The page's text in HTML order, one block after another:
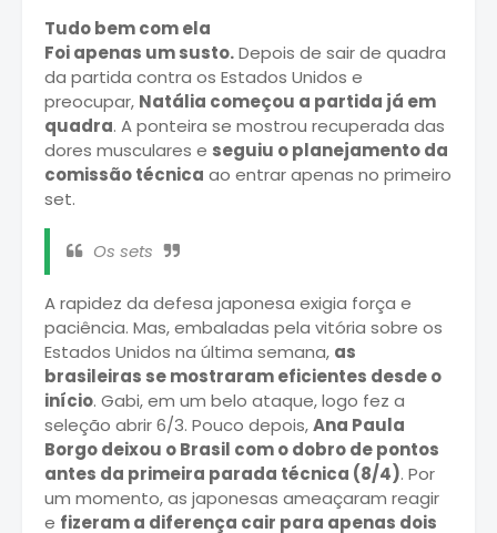
Tudo bem com ela
Foi apenas um susto.Depois de sair de quadra
da partida contra os Estados Unidos e
preocupar, Natália começou a partida já em
quadra. A ponteira se mostrou recuperada das
dores musculares e seguiu o planejamento da
comissão técnica ao entrar apenas no primeiro
set.
Os sets
A rapidez da defesa japonesa exigia força e
paciência. Mas, embaladas pela vitória sobre os
Estados Unidos na última semana, as
brasileiras se mostraram eficientes desde o
início. Gabi, em um belo ataque, logo fez a
seleção abrir 6/3. Pouco depois,Ana Paula
Borgo deixou o Brasil com o dobro de pontos
antes da primeira parada técnica (8/4). Por
um momento, as japonesas ameaçaram reagir
e fizeram a diferença cair para apenas dois